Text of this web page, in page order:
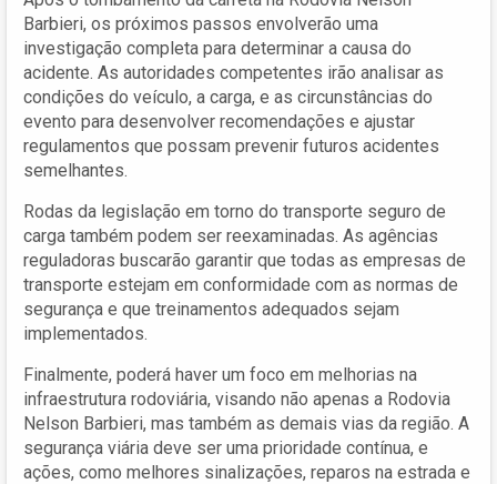
Barbieri, os próximos passos envolverão uma
investigação completa para determinar a causa do
acidente. As autoridades competentes irão analisar as
condições do veículo, a carga, e as circunstâncias do
evento para desenvolver recomendações e ajustar
regulamentos que possam prevenir futuros acidentes
semelhantes.
Rodas da legislação em torno do transporte seguro de
carga também podem ser reexaminadas. As agências
reguladoras buscarão garantir que todas as empresas de
transporte estejam em conformidade com as normas de
segurança e que treinamentos adequados sejam
implementados.
Finalmente, poderá haver um foco em melhorias na
infraestrutura rodoviária, visando não apenas a Rodovia
Nelson Barbieri, mas também as demais vias da região. A
segurança viária deve ser uma prioridade contínua, e
ações, como melhores sinalizações, reparos na estrada e